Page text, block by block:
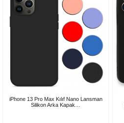
iPhone 13 Pro Max Kılıf Nano Lansman
Silikon Arka Kapak…